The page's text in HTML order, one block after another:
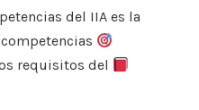
del IIA es la
requisitos del